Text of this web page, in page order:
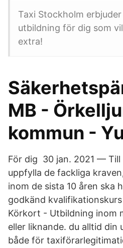
Taxi Stockholm
utbildning för dig som
extra!
MB -
kommun -
För dig 30 jan. 2021 — Till
uppfylla de fackliga
inom de sista 10 åren ska
godkänd
Körkort - Utbildning inom
eller liknande. du alltid din
både för